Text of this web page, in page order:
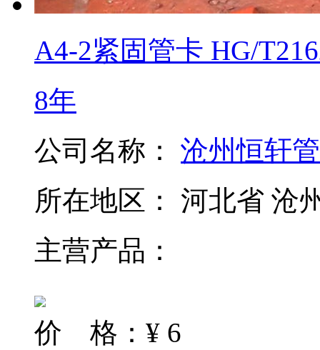
A4-2紧固管卡 HG/
8年
公司名称： 沧州恒轩
所在地区： 河北省 沧
主营产品：
价 格： ¥ 6